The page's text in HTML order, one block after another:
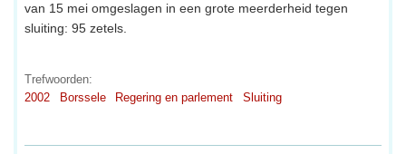
van 15 mei omgeslagen in een grote meerderheid tegen
sluiting: 95 zetels.
Trefwoorden:
2002
Borssele Regering en parlement Sluiting